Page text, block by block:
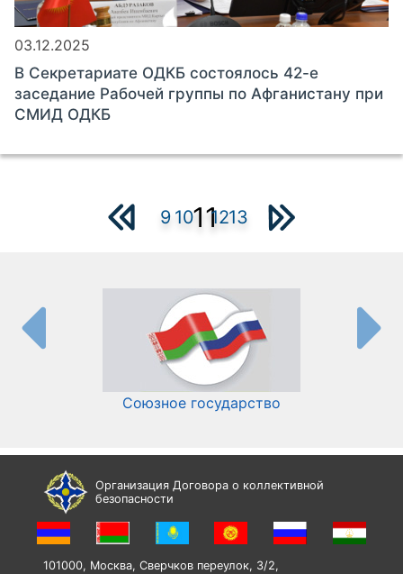
03.12.2025
В Секретариате ОДКБ состоялось 42-е
заседание Рабочей группы по Афганистану при
СМИД ОДКБ
9 10111213
Союзное государство
Организация Договора о коллективной
безопасности
101000, Москва, Сверчков переулок, 3/2,